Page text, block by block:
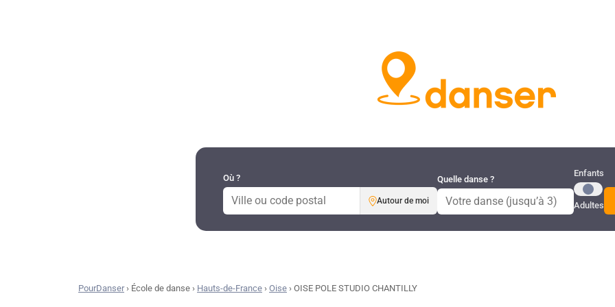
Où ?
Autour de moi
Quelle danse ?
Enfants
Adultes
PourDanser› École de danse › Hauts-de-France › Oise › OISE POLE STUDIO CHANTILLY